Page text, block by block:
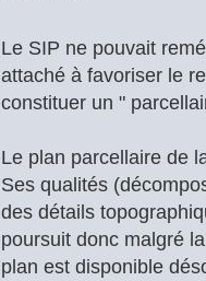
Le SIP ne pouvait
attaché à favoriser le
constituer un "
Le plan parcellaire de
Ses qualités
des détails
poursuit donc malgré
plan est disponible